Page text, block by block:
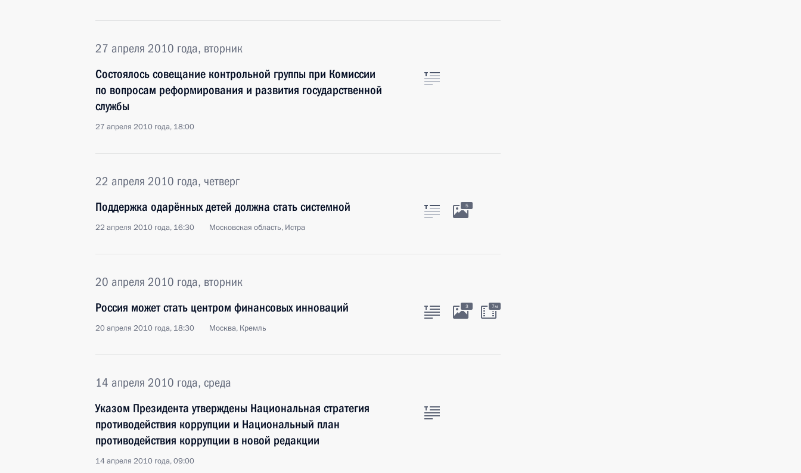
27 апреля 2010 года, вторник
Состоялось совещание контрольной группы при Комиссии
по вопросам реформирования и развития государственной
службы
27 апреля 2010 года, 18:00
22 апреля 2010 года, четверг
Поддержка одарённых детей должна стать системной
22 апреля 2010 года, 16:30 Московская область, Истра
5
20 апреля 2010 года, вторник
Россия может стать центром финансовых инноваций
20 апреля 2010 года, 18:30 Москва, Кремль
3 7м
14 апреля 2010 года, среда
Указом Президента утверждены Национальная стратегия
противодействия коррупции и Национальный план
противодействия коррупции в новой редакции
14 апреля 2010 года, 09:00